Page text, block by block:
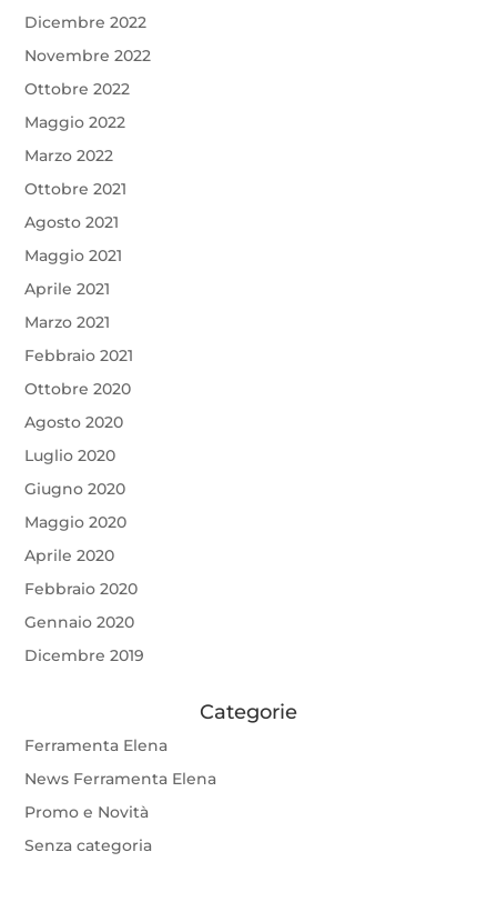
Dicembre 2022
Novembre 2022
Ottobre 2022
Maggio 2022
Marzo 2022
Ottobre 2021
Agosto 2021
Maggio 2021
Aprile 2021
Marzo 2021
Febbraio 2021
Ottobre 2020
Agosto 2020
Luglio 2020
Giugno 2020
Maggio 2020
Aprile 2020
Febbraio 2020
Gennaio 2020
Dicembre 2019
Categorie
Ferramenta Elena
News Ferramenta Elena
Promo e Novità
Senza categoria